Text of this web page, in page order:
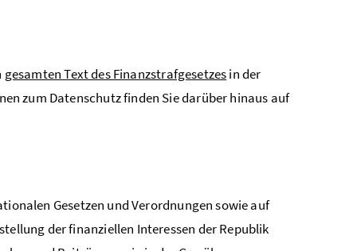
gesamten Text des Finanzstrafgesetzesin der
zum Datenschutz finden Sie darüber hinaus auf
Gesetzen und Verordnungen sowie auf
der finanziellen Interessen der Republik